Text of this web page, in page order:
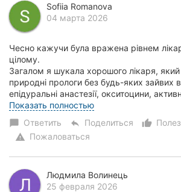
Sofiia Romanova
04 марта 2026
Чесно кажучи була вражена рівнем
цілому.
Загалом я шукала хорошого лікаря,
природні прологи без будь-яких зайвих
епідуральні анастезії, окситоцини,
третього періоду і так далі....
Показать полностью
chat_bubble Ответить reply Поделиться
warning Пожаловаться
Людмила Волинець
25 февраля 2026